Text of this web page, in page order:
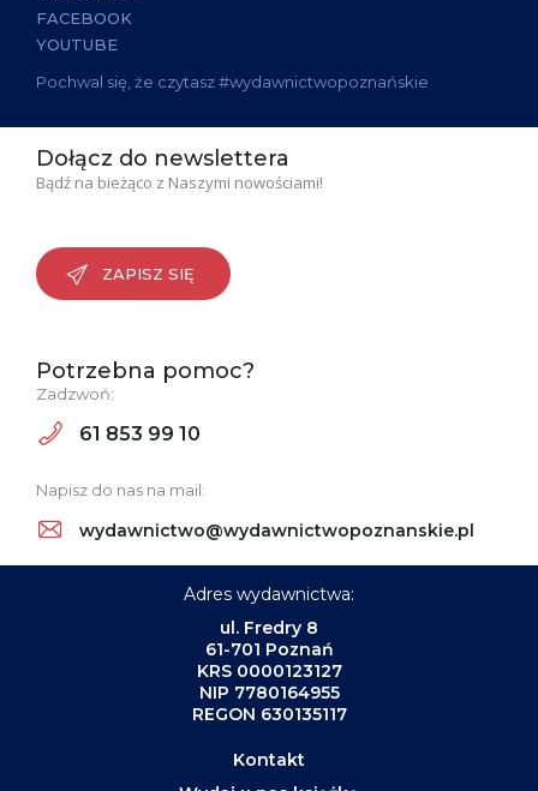
FACEBOOK
YOUTUBE
Pochwal się, że czytasz #wydawnictwopoznańskie
Dołącz do newslettera
Bądź na bieżąco z Naszymi nowościami!
ZAPISZ SIĘ
Potrzebna pomoc?
Zadzwoń:
61 853 99 10
Napisz do nas na mail:
wydawnictwo@wydawnictwopoznanskie.pl
Adres wydawnictwa:
ul. Fredry 8
61-701 Poznań
KRS 0000123127
NIP 7780164955
REGON 630135117
Kontakt